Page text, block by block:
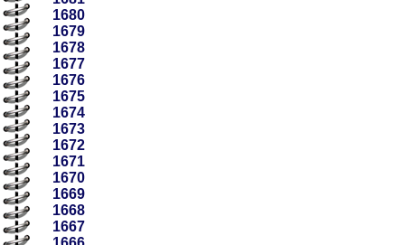
1680
1679
1678
1677
1676
1675
1674
1673
1672
1671
1670
1669
1668
1667